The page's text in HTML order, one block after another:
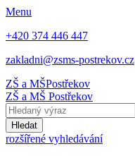
Menu
+420 374 446 447
zakladni@zsms-postrekov.cz
ZŠ a MŠPostřekov
ZŠ a MŠ Postřekov
Hledat
rozšířené vyhledávání